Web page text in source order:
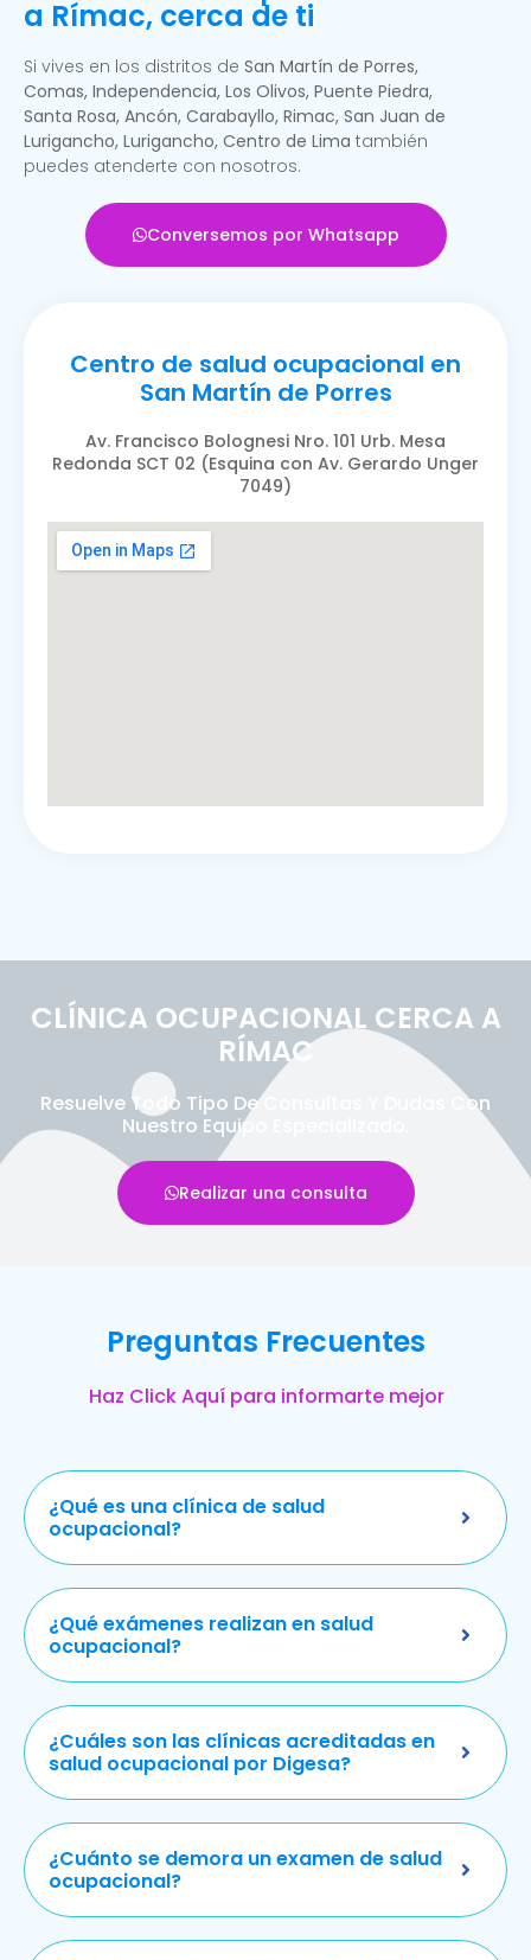
a Rímac, cerca de ti
Si vives en los distritos de San Martín de Porres,
Comas, Independencia, Los Olivos, Puente Piedra,
Santa Rosa, Ancón, Carabayllo, Rimac, San Juan de
Lurigancho, Lurigancho, Centro de Lima también
puedes atenderte con nosotros.
Conversemos por Whatsapp
Centro de salud ocupacional en
San Martín de Porres
Av. Francisco Bolognesi Nro. 101 Urb. Mesa
Redonda SCT 02 (Esquina con Av. Gerardo Unger
7049)
CLÍNICA OCUPACIONAL CERCA A
RÍMAC
Resuelve Todo Tipo De Consultas Y Dudas Con
Nuestro Equipo Especializado.
Realizar una consulta
Preguntas Frecuentes
Haz Click Aquí para informarte mejor
¿Qué es una clínica de salud
ocupacional?
¿Qué exámenes realizan en salud
ocupacional?
¿Cuáles son las clínicas acreditadas en
salud ocupacional por Digesa?
¿Cuánto se demora un examen de salud
ocupacional?